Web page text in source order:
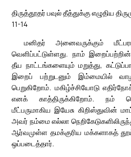
திருத்தூதர் பவுல் தீத்துக்கு எழுதிய
11-14
மனிதர் அனைவருக்கும்
வெளிப்பட்டுள்ளது. நாம்
தீய நாட்டங்களையும் மறுத்து,
இறைப் பற்றுடனும் இம்மையில்
பெறுகிறோம். மகிழ்ச்சியோடு
எனக் காத்திருக்கிறோம். நம்
மீட்பருமாகிய இயேசு கிறிஸ்துவின்
அவர் நம்மை எல்லா
ஆர்வமுள்ள தமக்குரிய மக்களாகத்
ஒப்படைத்தார்.